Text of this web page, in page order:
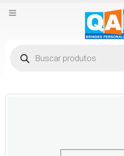
produtos